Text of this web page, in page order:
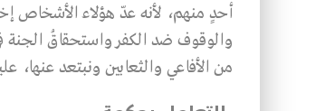
أحدٍ منهم، لأنه عدّ هؤلاء الأشخاص
والوقوف ضد الكفر واستحقاقُ الجنة
من الأفاعي والثعابين ونبتعد عنها،